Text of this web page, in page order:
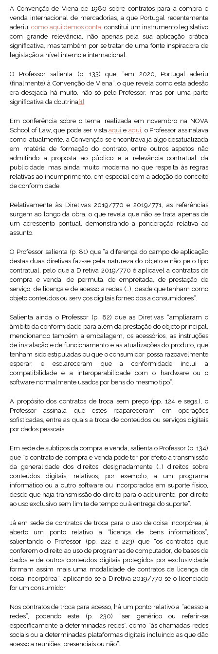
A Convenção de Viena de 1980 sobre contratos para a compra e
venda internacional de mercadorias, a que Portugal recentemente
aderiu,como aqui demos conta, constitui um instrumento legislativo
com grande relevância, não apenas pela sua aplicação prática
significativa, mas também por se tratar de uma fonte inspiradora de
legislação a nível interno e internacional.
O Professor salienta (p. 133) que, “em 2020, Portugal aderiu
(finalmente) à Convenção de Viena”, o que revela como esta adesão
era desejada há muito, não só pelo Professor, mas por uma parte
significativa da doutrina[1] .
Em conferência sobre o tema, realizada em novembro na NOVA
School of Law, que pode ser vistaaqui e aqui, o Professor assinalava
como, atualmente, a Convenção se encontrava já algo desatualizada
em matéria de formação do contrato, entre outros aspetos não
admitindo a proposta ao público e a relevância contratual da
publicidade, mas ainda muito moderna no que respeita às regras
relativas ao incumprimento, em especial com a adoção do conceito
de conformidade.
Relativamente às Diretivas 2019/770 e 2019/771, as referências
surgem ao longo da obra, o que revela que não se trata apenas de
um acrescento pontual, demonstrando a ponderação relativa ao
assunto.
O Professor salienta (p. 81) que “a diferença do campo de aplicação
destas duas diretivas faz-se pela natureza do objeto e não pelo tipo
contratual, pelo que a Diretiva 2019/770 é aplicável a contratos de
compra e venda, de permuta, de empreitada, de prestação de
serviço, de licença e de acesso a redes (…), desde que tenham como
objeto conteúdos ou serviços digitais fornecidos a consumidores”.
Salienta ainda o Professor (p. 82) que as Diretivas “ampliaram o
âmbito da conformidade para além da prestação do objeto principal,
mencionando também a embalagem, os acessórios, as instruções
de instalação e de funcionamento e as atualizações do produto, que
tenham sido estipuladas ou que o consumidor possa razoavelmente
esperar, e esclareceram que a conformidade inclui a
compatibilidade e a interoperabilidade com o hardware ou o
software normalmente usados por bens do mesmo tipo”.
A propósito dos contratos de troca sem preço (pp. 124 e segs.), o
Professor assinala que estes reapareceram em operações
sofisticadas, entre as quais a troca de conteúdos ou serviços digitais
por dados pessoais.
Em sede de subtipos da compra e venda, salienta o Professor (p. 134)
que “o contrato de compra e venda pode ter por efeito a transmissão
da generalidade dos direitos, designadamente (…) direitos sobre
conteúdos digitais, relativos, por exemplo, a um programa
informático ou a outro software ou incorporados em suporte físico,
desde que haja transmissão do direito para o adquirente, por direito
ao uso exclusivo sem limite de tempo ou à entrega do suporte”.
Já em sede de contratos de troca para o uso de coisa incorpórea, é
aberto um ponto relativo a “licença de bens informáticos”,
salientando o Professor (pp. 222 e 223) que “os contratos que
conferem o direito ao uso de programas de computador, de bases de
dados e de outros conteúdos digitais protegidos por exclusividade
formam assim mais uma modalidade de contratos de licença de
coisa incorpórea”, aplicando-se a Diretiva 2019/770 se o licenciado
for um consumidor.
Nos contratos de troca para acesso, há um ponto relativo a “acesso a
redes”, podendo este (p. 230) “ser genérico ou referir-se
especificamente a determinadas redes”, como “às chamadas redes
sociais ou a determinadas plataformas digitais incluindo as que dão
acesso a reuniões, presenciais ou não”.